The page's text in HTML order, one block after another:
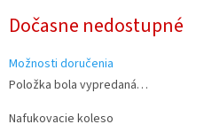
cena:
Dočasne nedostupné
Možnosti doručenia
Položka bola vypredaná…
Nafukovacie koleso